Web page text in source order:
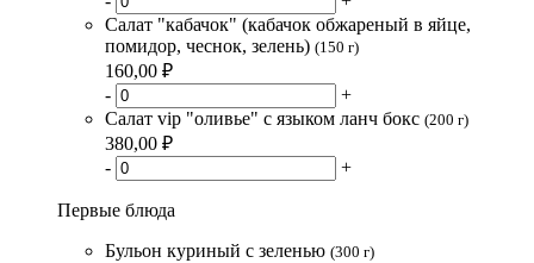
Салат "кабачок" (кабачок обжареный в яйце,
помидор, чеснок, зелень) (150 г)
160,00 ₽
-
+
Салат vip "оливье" с языком ланч бокс (200 г)
380,00 ₽
-
+
Первые блюда
Бульон куриный с зеленью (300 г)